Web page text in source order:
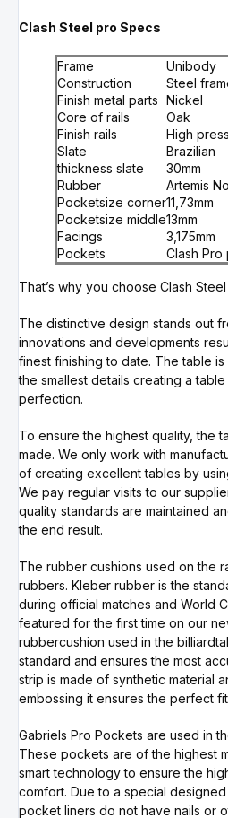
Clash Steel pro Specs
Frame
Unibody
Construction
Steel
Finish metal parts Nickel
Core of rails
Oak
Finish rails
High
Slate
Brazilian
thickness slate
30mm
Rubber
Artemis
Pocketsize corner11,73mm
Pocketsize middle13mm
Facings
3,175mm
Pockets
Clash Pro
That’s why you choose Clash
The distinctive design stands out
innovations and developments
finest finishing to date. The table
the smallest details creating a
perfection.
To ensure the highest quality, the
made. We only work with
of creating excellent tables by
We pay regular visits to our
quality standards are maintained
the end result.
The rubber cushions used on the
rubbers. Kleber rubber is the
during official matches and World
featured for the first time on our
rubbercushion used in the
standard and ensures the most
strip is made of synthetic material
embossing it ensures the perfect
Gabriels Pro Pockets are used in
These pockets are of the highest
smart technology to ensure the
comfort. Due to a special
pocket liners do not have nails or